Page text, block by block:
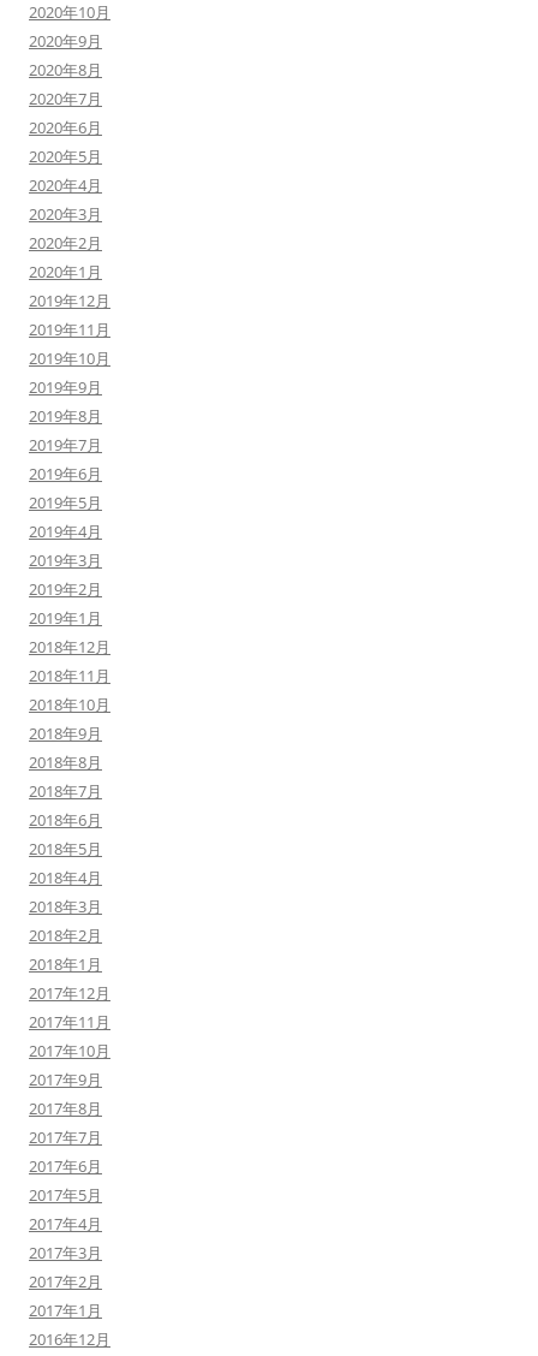
2020年10月
2020年9月
2020年8月
2020年7月
2020年6月
2020年5月
2020年4月
2020年3月
2020年2月
2020年1月
2019年12月
2019年11月
2019年10月
2019年9月
2019年8月
2019年7月
2019年6月
2019年5月
2019年4月
2019年3月
2019年2月
2019年1月
2018年12月
2018年11月
2018年10月
2018年9月
2018年8月
2018年7月
2018年6月
2018年5月
2018年4月
2018年3月
2018年2月
2018年1月
2017年12月
2017年11月
2017年10月
2017年9月
2017年8月
2017年7月
2017年6月
2017年5月
2017年4月
2017年3月
2017年2月
2017年1月
2016年12月